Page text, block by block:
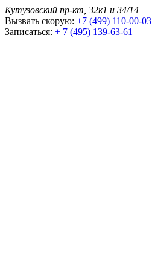
Кутузовский пр-кт, 32к1 и 34/14
Вызвать скорую: +7 (499) 110-00-03
Записаться: + 7 (495) 139-63-61